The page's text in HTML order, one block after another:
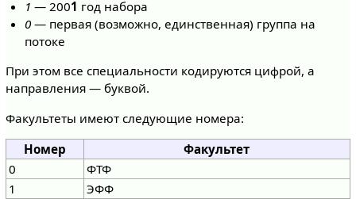
1 — 2001 год набора
0 — первая (возможно, единственная) группа на
потоке
При этом все специальности кодируются цифрой, а
направления — буквой.
Факультеты имеют следующие номера:
Номер
Факультет
0
ФТФ
1
ЭФФ